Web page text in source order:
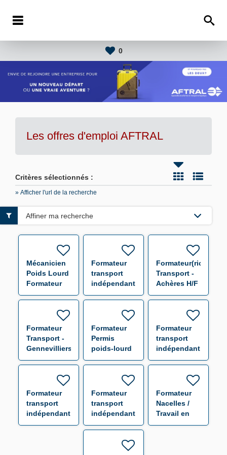
0
Les offres d'emploi AFTRAL
Critères sélectionnés :
» Afficher l'url de la recherche
Mécanicien
Poids Lourd
Formateur
H/F
Formateur
transport
indépendant
Tours H/F
Formateur(rice)
Transport -
Achères H/F
Formateur
Transport -
Gennevilliers
H/F
Formateur
Permis
poids-lourd
H/F
Formateur
transport
indépendant
Laval H/F
Formateur
transport
indépendant
Angers H/F
Formateur
transport
indépendant
Le Mans f/h
Formateur
Nacelles /
Travail en
Hauteur /
Affiner ma recherche